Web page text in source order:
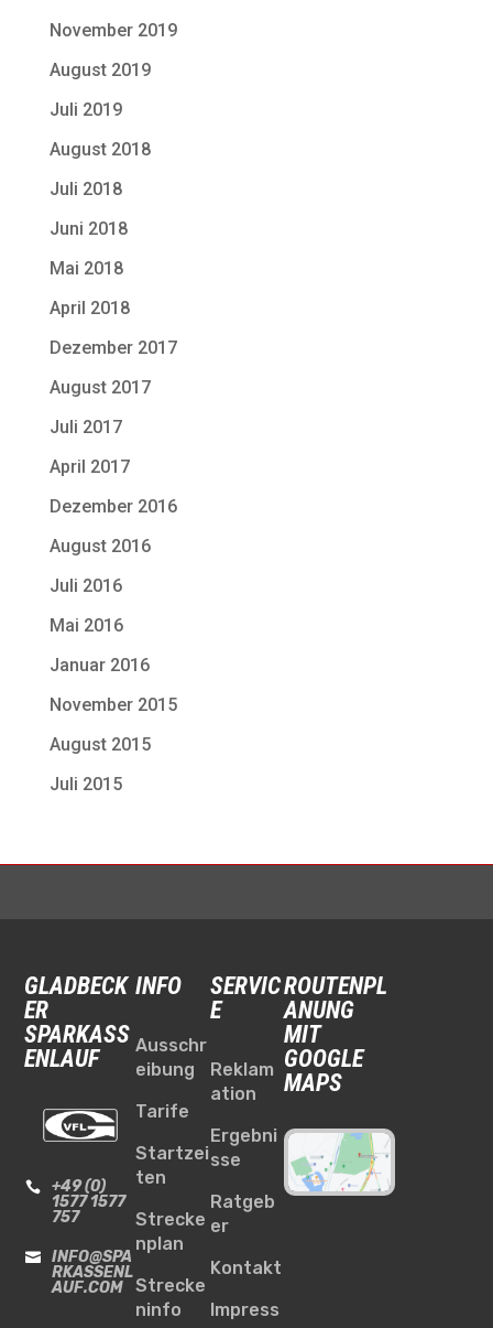
November 2019
August 2019
Juli 2019
August 2018
Juli 2018
Juni 2018
Mai 2018
April 2018
Dezember 2017
August 2017
Juli 2017
April 2017
Dezember 2016
August 2016
Juli 2016
Mai 2016
Januar 2016
November 2015
August 2015
Juli 2015
GLADBECK
ER
SPARKASS
ENLAUF

+49 (0)
1577 1577
757

INFO@SPA
RKASSENL
AUF.COM
INFO
Ausschr
eibung
Tarife
Startzei
ten
Strecke
nplan
Strecke
ninfo
SERVIC
E
Reklam
ation
Ergebni
sse
Ratgeb
er
Kontakt
Impress
ROUTENPL
ANUNG
MIT
GOOGLE
MAPS